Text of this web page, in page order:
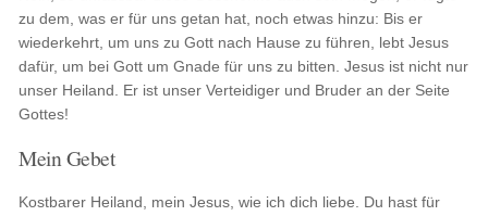
zu dem, was er für uns getan hat, noch etwas hinzu: Bis er
wiederkehrt, um uns zu Gott nach Hause zu führen, lebt Jesus
dafür, um bei Gott um Gnade für uns zu bitten. Jesus ist nicht nur
unser Heiland. Er ist unser Verteidiger und Bruder an der Seite
Gottes!
Mein Gebet
Kostbarer Heiland, mein Jesus, wie ich dich liebe. Du hast für